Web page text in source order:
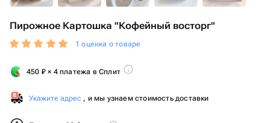
Пирожное Картошка "Кофейный восторг"
1 оценка о товаре
450 ₽ × 4 платежа в Сплит
Укажите адрес , и мы узнаем стоимость доставки